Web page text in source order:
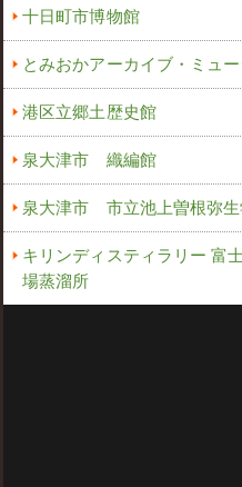
十日町市博物館
とみおかアーカイブ・ミュ
港区立郷土歴史館
泉大津市 織編館
泉大津市 市立池上曽根弥生
キリンディスティラリー 富
場蒸溜所